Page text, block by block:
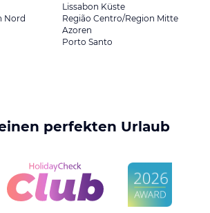
Lissabon Küste
Nord
Região Centro/Region Mitte
Azoren
Porto Santo
perfekten Urlaub